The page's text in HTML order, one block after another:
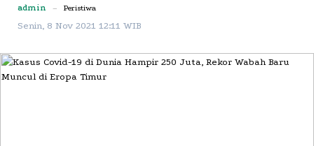
admin – Peristiwa
Senin, 8 Nov 2021 12:11 WIB